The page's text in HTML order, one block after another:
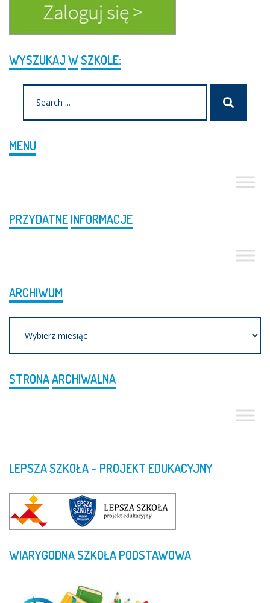
WYSZUKAJWSZKOLE:
MENU
PRZYDATNEINFORMACJE
ARCHIWUM
STRONAARCHIWALNA
LEPSZASZKOŁA– PROJEKT EDUKACYJNY
WIARYGODNASZKOŁAPODSTAWOWA